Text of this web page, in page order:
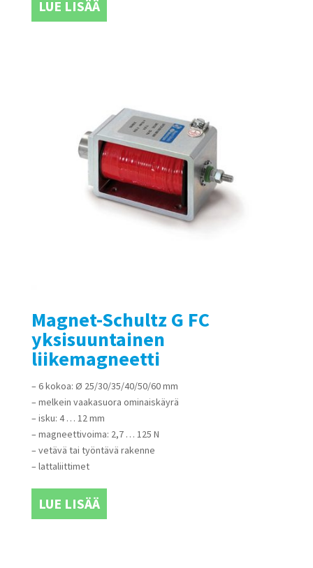
LUE LISÄÄ
Magnet-Schultz G FC
yksisuuntainen
liikemagneetti
– 6 kokoa: Ø 25/30/35/40/50/60 mm
– melkein vaakasuora ominaiskäyrä
– isku: 4 … 12 mm
– magneettivoima: 2,7 … 125 N
– vetävä tai työntävä rakenne
– lattaliittimet
LUE LISÄÄ